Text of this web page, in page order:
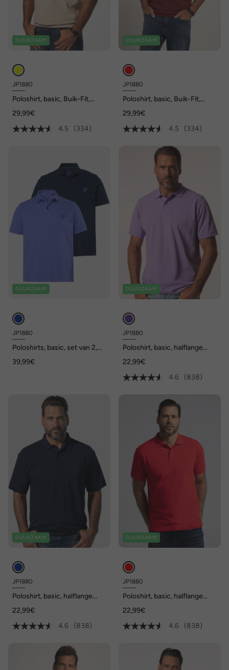
DUURZAAM
JP1880
Poloshirt, basic, Buik-Fit,
10XL
29,99€
4.5
(334)
DUURZAAM
JP1880
Poloshirt, basic, Buik-Fit,
10XL
29,99€
4.5
(334)
DUURZAAM
JP1880
Poloshirts, basic, set van 2,
39,99€
DUURZAAM
JP1880
Poloshirt, basic, halflange
22,99€
4.6
(838)
DUURZAAM
JP1880
Poloshirt, basic, halflange
22,99€
4.6
(838)
DUURZAAM
JP1880
Poloshirt, basic, halflange
22,99€
4.6
(838)